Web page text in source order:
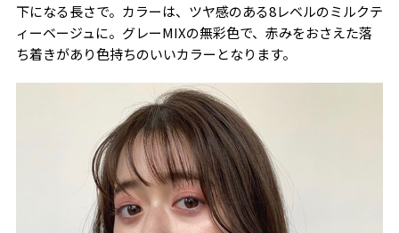
下になる長さで。カラーは、ツヤ感のある8レベルのミルクテ
ィーベージュに。グレーMIXの無彩色で、赤みをおさえた落
ち着きがあり色持ちのいいカラーとなります。